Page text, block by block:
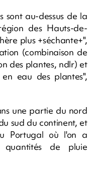
sont au-dessus de la
des Hauts-de-
plus +séchante+",
(combinaison de
des plantes, ndlr) et
eau des plantes",
une partie du nord
sud du continent, et
Portugal où l'on a
quantités de pluie